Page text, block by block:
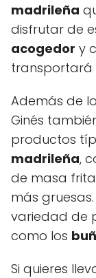
madrileña
disfrutar de
acogedor y
transportará
Además de
Ginés
productos
madrileña,
de masa
más
variedad de
como los
Si quieres